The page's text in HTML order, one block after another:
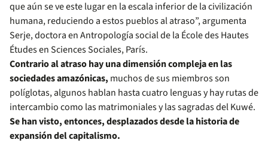
que aún se ve este lugar en la escala inferior de la civilización
humana, reduciendo a estos pueblos al atraso”, argumenta
Serje, doctora en Antropología social de la École des Hautes
Études en Sciences Sociales, París.
Contrario al atraso hay una dimensión compleja en las
sociedades amazónicas, muchos de sus miembros son
políglotas, algunos hablan hasta cuatro lenguas y hay rutas de
intercambio como las matrimoniales y las sagradas del Kuwé.
Se han visto, entonces, desplazados desde la historia de
expansión del capitalismo.